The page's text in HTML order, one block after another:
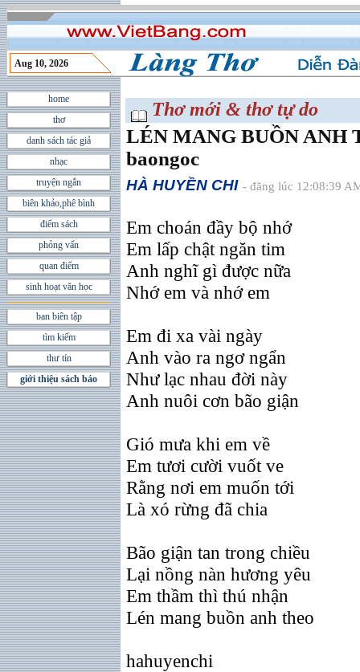
Aug 10, 2026
home
thơ
danh sách tác giả
nhạc
truyện ngắn
biên khảo,phê bình
điểm sách
phỏng vấn
quan điểm
sinh hoạt văn học
ban biên tập
tìm kiếm
thư tín
giới thiệu sách báo
Thơ mới & thơ tự do
LÉN MANG BUỒN ANH
baongoc
HÀ HUYỀN CHI - đăng lúc 12:08:39
Em choán đầy bộ nhớ
Em lấp chật ngăn tim
Anh nghĩ gì được nữa
Nhớ em và nhớ em
Em đi xa vài ngày
Anh vào ra ngơ ngẩn
Như lạc nhau đời này
Anh nuôi cơn bão giận
Gió mưa khi em về
Em tươi cười vuốt ve
Rằng nơi em muốn tới
Là xó rừng đã chia
Bão giận tan trong chiều
Lại nồng nàn hương yêu
Em thầm thì thú nhận
Lén mang buồn anh theo
hahuyenchi